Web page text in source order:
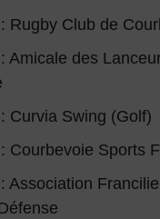
: Rugby Club de
: Amicale des
: Curvia Swing (Golf)
: Courbevoie Sports
: Association